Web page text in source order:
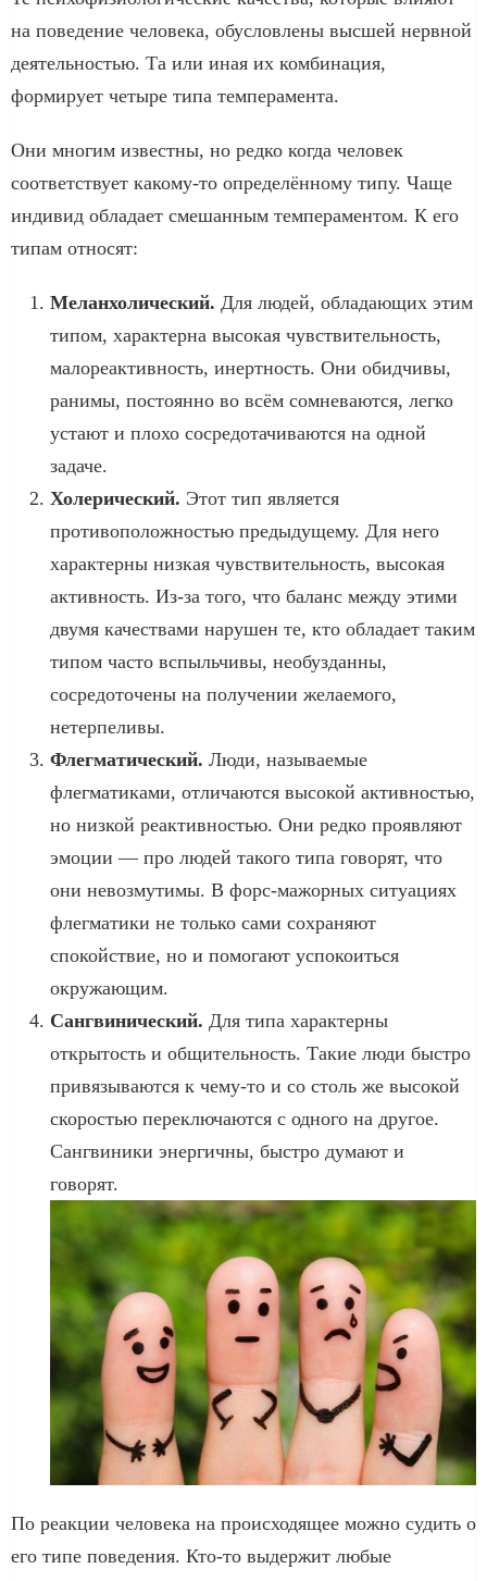
на поведение человека, обусловлены высшей нервной
деятельностью. Та или иная их комбинация,
формирует четыре типа темперамента.
Они многим известны, но редко когда человек
соответствует какому-то определённому типу. Чаще
индивид обладает смешанным темпераментом. К его
типам относят:
Меланхолический. Для людей, обладающих этим
типом, характерна высокая чувствительность,
малореактивность, инертность. Они обидчивы,
ранимы, постоянно во всём сомневаются, легко
устают и плохо сосредотачиваются на одной
задаче.
Холерический. Этот тип является
противоположностью предыдущему. Для него
характерны низкая чувствительность, высокая
активность. Из-за того, что баланс между этими
двумя качествами нарушен те, кто обладает таким
типом часто вспыльчивы, необузданны,
сосредоточены на получении желаемого,
нетерпеливы.
Флегматический. Люди, называемые
флегматиками, отличаются высокой активностью,
но низкой реактивностью. Они редко проявляют
эмоции — про людей такого типа говорят, что
они невозмутимы. В форс-мажорных ситуациях
флегматики не только сами сохраняют
спокойствие, но и помогают успокоиться
окружающим.
Сангвинический. Для типа характерны
открытость и общительность. Такие люди быстро
привязываются к чему-то и со столь же высокой
скоростью переключаются с одного на другое.
Сангвиники энергичны, быстро думают и
говорят.
По реакции человека на происходящее можно судить о
его типе поведения. Кто-то выдержит любые